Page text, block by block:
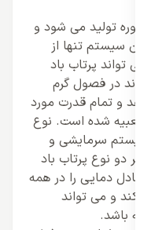
تولید می شود و
سیستم تنها از
تواند پرتاب باد
در فصول گرم
دهد و تمام قدرت مورد
تعبیه شده است. نوع
سیستم سرمایشی و
هر دو نوع پرتاب باد
تعادل دمایی را در همه
کند و می تواند
باشد.